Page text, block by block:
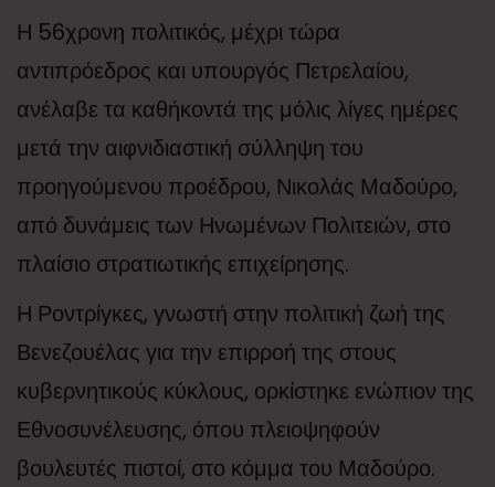
Η 56χρονη πολιτικός, μέχρι τώρα
αντιπρόεδρος και υπουργός Πετρελαίου,
ανέλαβε τα καθήκοντά της μόλις λίγες ημέρες
μετά την αιφνιδιαστική σύλληψη του
προηγούμενου προέδρου, Νικολάς Μαδούρο,
από δυνάμεις των Ηνωμένων Πολιτειών, στο
πλαίσιο στρατιωτικής επιχείρησης.
Η Ροντρίγκες, γνωστή στην πολιτική ζωή της
Βενεζουέλας για την επιρροή της στους
κυβερνητικούς κύκλους, ορκίστηκε ενώπιον της
Εθνοσυνέλευσης, όπου πλειοψηφούν
βουλευτές πιστοί, στο κόμμα του Μαδούρο.